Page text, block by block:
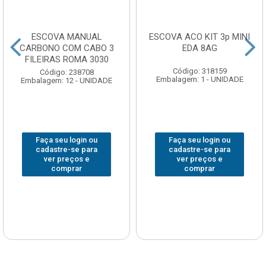
ESCOVA MANUAL
CARBONO COM CABO 3
FILEIRAS ROMA 3030
Código: 238708
Embalagem: 12 - UNIDADE
Faça seu login ou
cadastre-se para
ver preços e
comprar
ESCOVA ACO KIT 3p MINI
EDA 8AG
Código: 318159
Embalagem: 1 - UNIDADE
Faça seu login ou
cadastre-se para
ver preços e
comprar